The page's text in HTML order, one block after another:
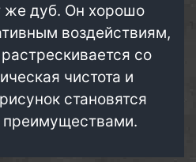
же дуб. Он хорошо
воздействиям,
со
чистота и
становятся